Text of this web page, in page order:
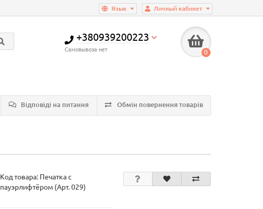
Личный кабинет
Язык
+380939200223
Самовывоза нет 0
Відповіді на питання Обмін повернення товарів
Код товара: Печатка с
пауэрлифтёром (Арт. 029)